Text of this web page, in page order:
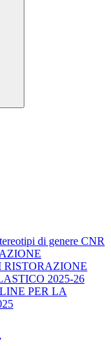
di genere CNR
RISTORAZIONE
2025-26
PER LA